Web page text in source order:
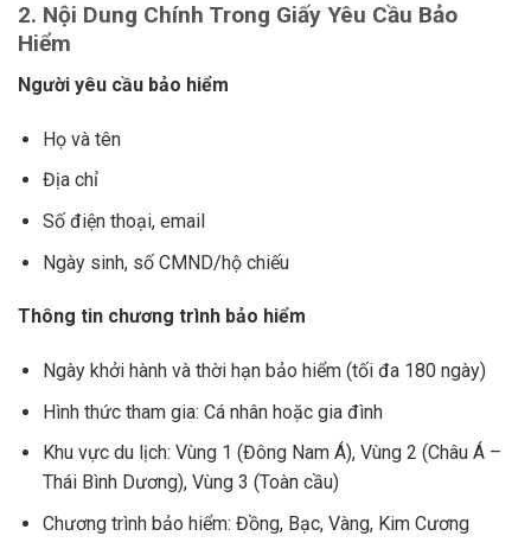
2. Nội Dung Chính Trong Giấy Yêu Cầu Bảo
Hiểm
Người yêu cầu bảo hiểm
Họ và tên
Địa chỉ
Số điện thoại, email
Ngày sinh, số CMND/hộ chiếu
Thông tin chương trình bảo hiểm
Ngày khởi hành và thời hạn bảo hiểm (tối đa 180 ngày)
Hình thức tham gia: Cá nhân hoặc gia đình
Khu vực du lịch: Vùng 1 (Đông Nam Á), Vùng 2 (Châu Á –
Thái Bình Dương), Vùng 3 (Toàn cầu)
Chương trình bảo hiểm: Đồng, Bạc, Vàng, Kim Cương